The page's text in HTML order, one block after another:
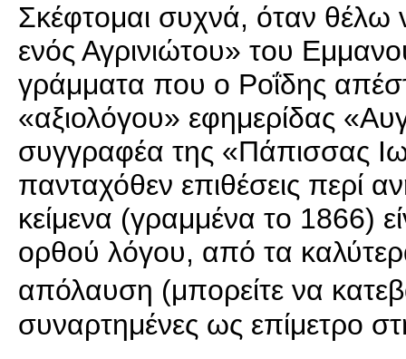
Σκέφτομαι συχνά, όταν θέλω
ενός Αγρινιώτου» του
γράμματα που o Ροΐδης
«αξιολόγου» εφημερίδας
συγγραφέα της «Πάπισσας
πανταχόθεν επιθέσεις περί
κείμενα (γραμμένα το 1866)
ορθού λόγου, από τα
απόλαυση (μπορείτε να
συναρτημένες ως επίμετρο